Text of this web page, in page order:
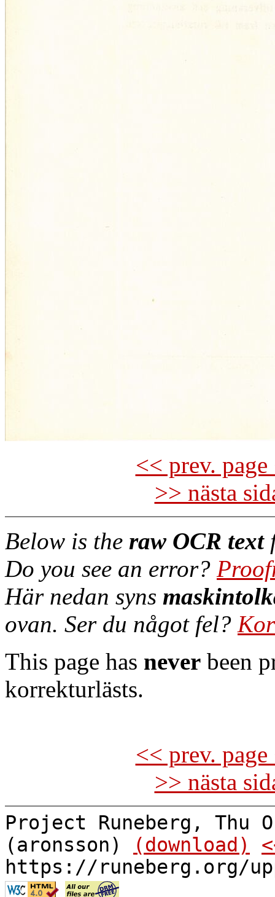
<< prev.
>> nästa
Below is the raw OCR text
Do you see an error?
Här nedan syns
ovan. Ser du något fel?
This page has never been
korrekturlästs.
<< prev.
>> nästa
Project Runeberg, Thu
(aronsson)
(download)
https://runeberg.org/